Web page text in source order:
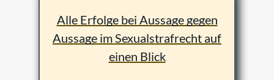
Alle Erfolge bei Aussage gegen
Aussage im Sexualstrafrecht auf
einen Blick